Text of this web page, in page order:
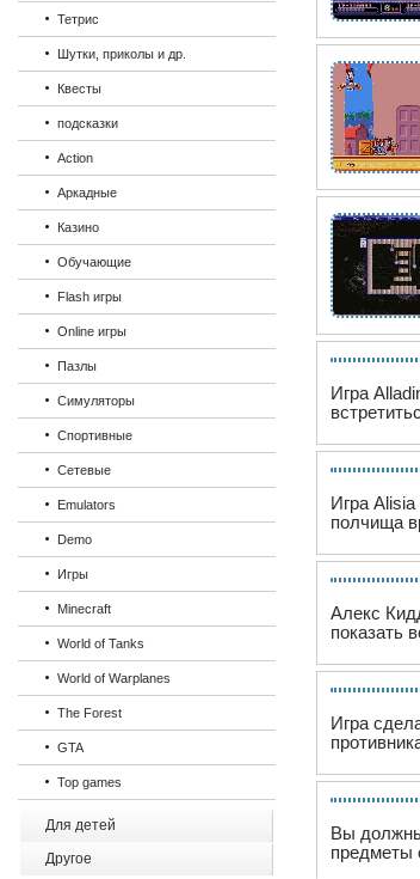
Тетрис
Шутки, приколы и др.
Квесты
подсказки
Action
Аркадные
Казино
Обучающие
Flash игры
Online игры
Пазлы
Симуляторы
Спортивные
Сетевые
Emulators
Demo
Игры
Minecraft
World of Tanks
World of Warplanes
The Forest
GTA
Top games
Для детей
Другое
Игра
Игра
полчища
Алекс
показать
Игра
Вы
предметы